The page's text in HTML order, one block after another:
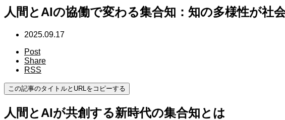
人間とAIの協働で変わる集合知：知の多様性が社
2025.09.17
Post
Share
RSS
この記事のタイトルとURLをコピーする
人間とAIが共創する新時代の集合知とは